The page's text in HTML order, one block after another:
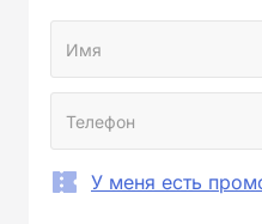
У меня есть